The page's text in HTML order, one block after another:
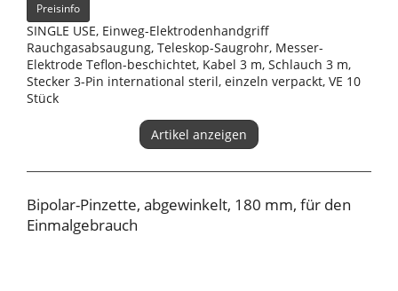
Preisinfo
SINGLE USE, Einweg-Elektrodenhandgriff
Rauchgasabsaugung, Teleskop-Saugrohr, Messer-
Elektrode Teflon-beschichtet, Kabel 3 m, Schlauch 3 m,
Stecker 3-Pin international steril, einzeln verpackt, VE 10
Stück
Artikel anzeigen
Bipolar-Pinzette, abgewinkelt, 180 mm, für den
Einmalgebrauch